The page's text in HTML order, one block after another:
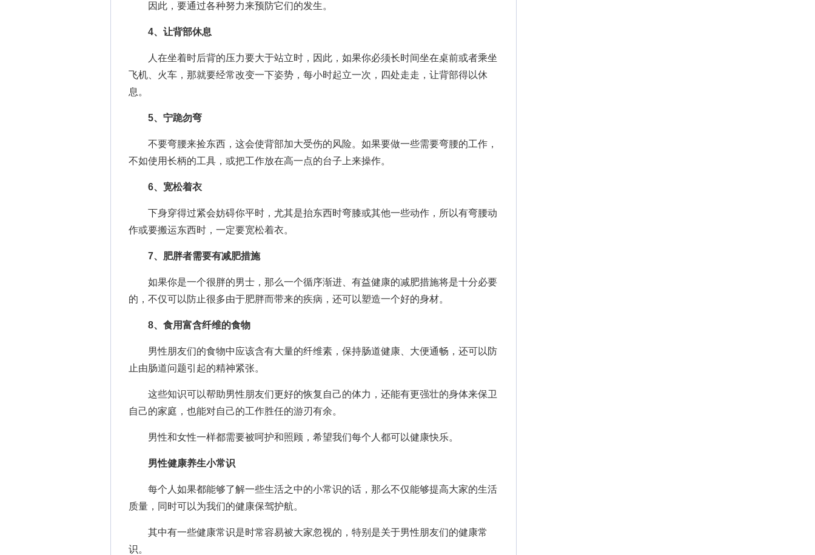
因此，要通过各种努力来预防它们的发生。
4、让背部休息
人在坐着时后背的压力要大于站立时，因此，如果你必须长时间坐在桌前或者乘坐
飞机、火车，那就要经常改变一下姿势，每小时起立一次，四处走走，让背部得以休
息。
5、宁跪勿弯
不要弯腰来捡东西，这会使背部加大受伤的风险。如果要做一些需要弯腰的工作，
不如使用长柄的工具，或把工作放在高一点的台子上来操作。
6、宽松着衣
下身穿得过紧会妨碍你平时，尤其是抬东西时弯膝或其他一些动作，所以有弯腰动
作或要搬运东西时，一定要宽松着衣。
7、肥胖者需要有减肥措施
如果你是一个很胖的男士，那么一个循序渐进、有益健康的减肥措施将是十分必要
的，不仅可以防止很多由于肥胖而带来的疾病，还可以塑造一个好的身材。
8、食用富含纤维的食物
男性朋友们的食物中应该含有大量的纤维素，保持肠道健康、大便通畅，还可以防
止由肠道问题引起的精神紧张。
这些知识可以帮助男性朋友们更好的恢复自己的体力，还能有更强壮的身体来保卫
自己的家庭，也能对自己的工作胜任的游刃有余。
男性和女性一样都需要被呵护和照顾，希望我们每个人都可以健康快乐。
男性健康养生小常识
每个人如果都能够了解一些生活之中的小常识的话，那么不仅能够提高大家的生活
质量，同时可以为我们的健康保驾护航。
其中有一些健康常识是时常容易被大家忽视的，特别是关于男性朋友们的健康常
识。